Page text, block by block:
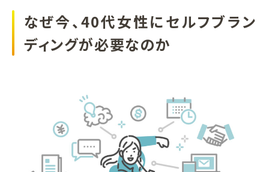
なぜ今、40代女性にセルフブラン
ディングが必要なのか